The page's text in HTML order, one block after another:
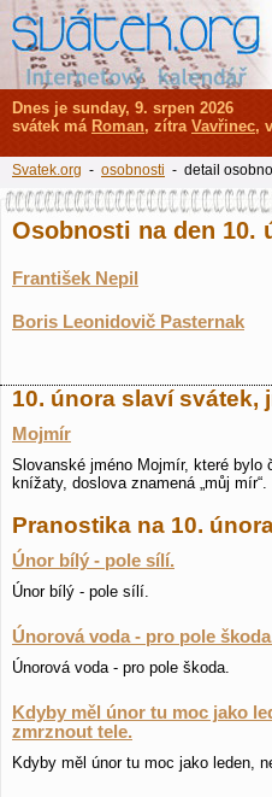
Osobnosti na den 10.
František Nepil
Boris Leonidovič Pasternak
10. února slaví svátek,
Mojmír
Slovanské jméno Mojmír, které
knížaty, doslova znamená „můj
Pranostika na 10.
Únor bílý - pole sílí.
Únor bílý - pole sílí.
Únorová voda - pro pole
Únorová voda - pro pole škoda.
Kdyby měl únor tu moc jako
zmrznout tele.
Kdyby měl únor tu moc jako leden,
Dnes je sunday, 9. srpen 2026
svátek má Roman, zítra Vavřinec,
Svatek.org - osobnosti - detail